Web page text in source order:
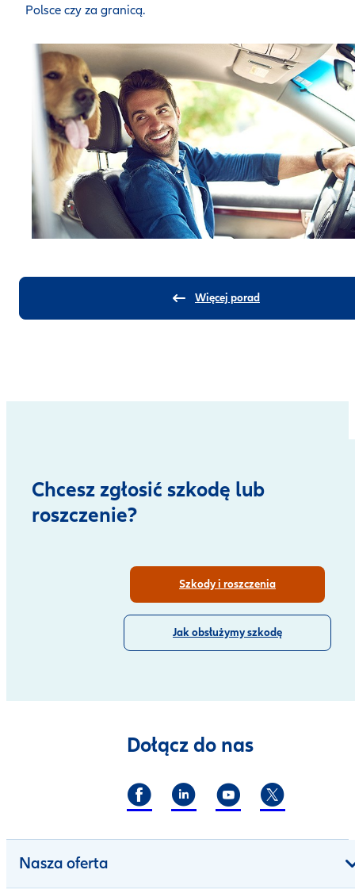
Polsce czy za granicą.
Więcej porad
Chcesz zgłosić szkodę lub
roszczenie?
Szkody i roszczenia
Jak obsłużymy szkodę
Dołącz do nas
Nasza oferta